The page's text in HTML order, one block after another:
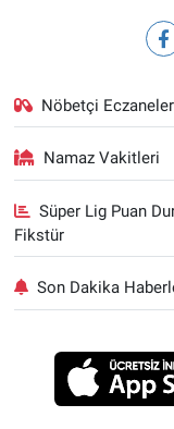
Nöbetçi Eczaneler
Namaz Vakitleri
Süper Lig Puan
Fikstür
Son Dakika